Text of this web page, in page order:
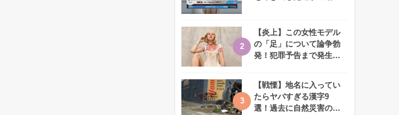
【炎上】この女性モデル
の「足」について論争勃
発！犯罪予告まで発生す
【戦慄】地名に入ってい
たらヤバすぎる漢字9
選！過去に自然災害の歴